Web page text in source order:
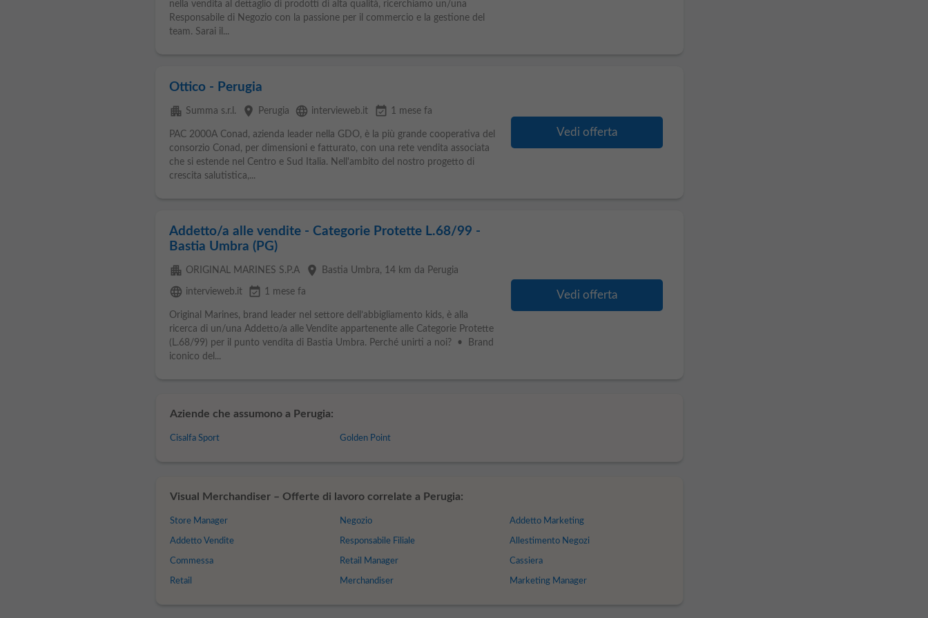
nella vendita al dettaglio di prodotti di alta qualità, ricerchiamo un/una
Responsabile di Negozio con la passione per il commercio e la gestione del
team. Sarai il...
Ottico - Perugia
apartment Summa s.r.l. place Perugia language intervieweb.it event_available 1 mese fa
PAC 2000A Conad, azienda leader nella GDO, è la più grande cooperativa del
consorzio Conad, per dimensioni e fatturato, con una rete vendita associata
che si estende nel Centro e Sud Italia. Nell'ambito del nostro progetto di
crescita salutistica,...
Vedi offerta
Addetto/a alle vendite - Categorie Protette L.68/99 -
Bastia Umbra (PG)
apartment ORIGINAL MARINES S.P.A place Bastia Umbra, 14 km da Perugia
language intervieweb.it event_available 1 mese fa
Original Marines, brand leader nel settore dell’abbigliamento kids, è alla
ricerca di un/una Addetto/a alle Vendite appartenente alle Categorie Protette
(L.68/99) per il punto vendita di Bastia Umbra. Perché unirti a noi? • Brand
iconico del...
Vedi offerta
Aziende che assumono a Perugia:
Cisalfa Sport Golden Point
Visual Merchandiser – Offerte di lavoro correlate a Perugia:
Store Manager
Addetto Vendite
Commessa
Retail
Negozio
Responsabile Filiale
Retail Manager
Merchandiser
Addetto Marketing
Allestimento Negozi
Cassiera
Marketing Manager